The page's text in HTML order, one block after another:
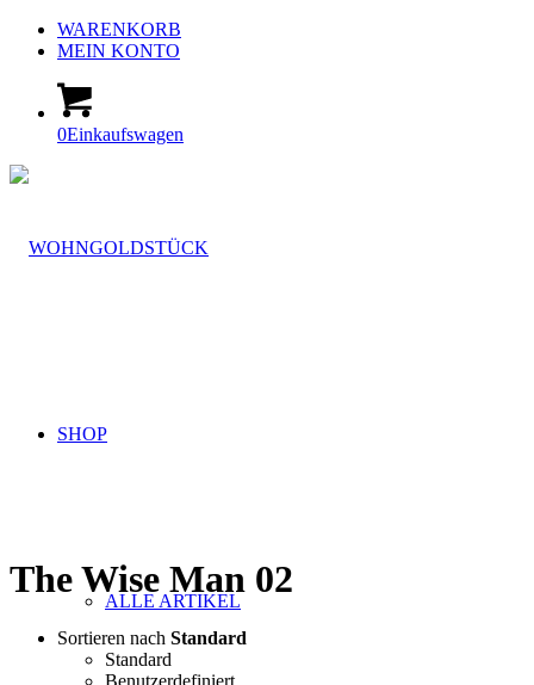
WARENKORB
MEIN KONTO
0Einkaufswagen
SHOP
ALLE ARTIKEL
The Wise Man 02
Sortieren nach Standard
Standard
Benutzerdefiniert